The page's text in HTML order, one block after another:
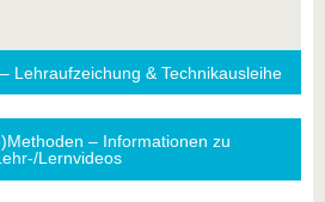
Lehraufzeichung & Technikausleihe
– Informationen zu
Lernvideos